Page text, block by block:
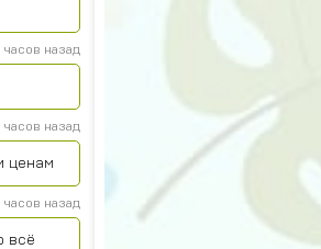
часов назад
часов назад
ценам
часов назад
всё